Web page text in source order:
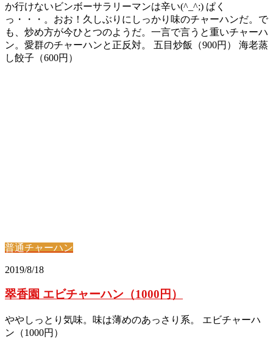
か行けないビンボーサラリーマンは辛い(^_^;) ぱく
っ・・・。おお！久しぶりにしっかり味のチャーハンだ。で
も、炒め方が今ひとつのようだ。一言で言うと重いチャーハ
ン。愛群のチャーハンと正反対。 五目炒飯（900円） 海老蒸
し餃子（600円）
普通チャーハン
2019/8/18
翠香園 エビチャーハン（1000円）
ややしっとり気味。味は薄めのあっさり系。 エビチャーハ
ン（1000円）